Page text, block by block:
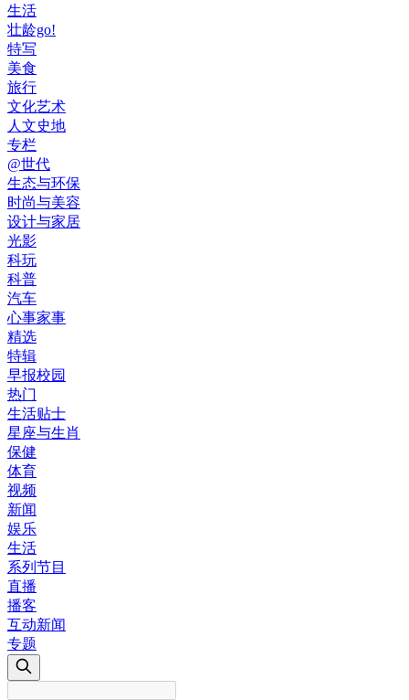
生活
壮龄go!
特写
美食
旅行
文化艺术
人文史地
专栏
@世代
生态与环保
时尚与美容
设计与家居
光影
科玩
科普
汽车
心事家事
精选
特辑
早报校园
热门
生活贴士
星座与生肖
保健
体育
视频
新闻
娱乐
生活
系列节目
直播
播客
互动新闻
专题